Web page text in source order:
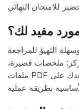
مفيد لك؟
التهيؤ للمراجعة
ملخصات قصيرة،
ملفات PDF قابلة للتحميل، وفيديو توضيحي يساعدك على